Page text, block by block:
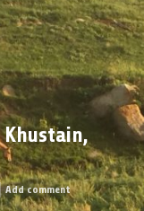
Add comment